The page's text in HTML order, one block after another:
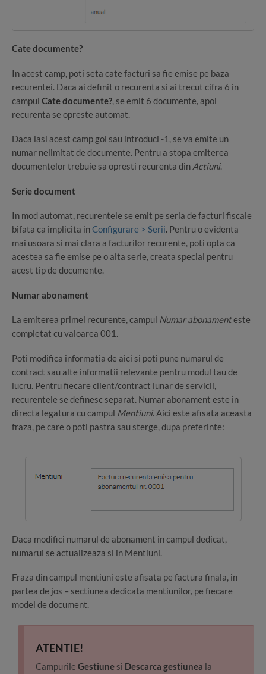
Cate documente?
In acest camp, poti seta cate facturi sa fie emise pe baza
recurentei. Daca ai definit o recurenta si ai trecut cifra 6 in
campul Cate documente?, se emit 6 documente, apoi
recurenta se opreste automat.
Daca lasi acest camp gol sau introduci -1, se va emite un
numar nelimitat de documente. Pentru a stopa emiterea
documentelor trebuie sa opresti recurenta din Actiuni.
Serie document
In mod automat, recurentele se emit pe seria de facturi fiscale
bifata ca implicita inConfigurare > Serii. Pentru o evidenta
mai usoara si mai clara a facturilor recurente, poti opta ca
acestea sa fie emise pe o alta serie, creata special pentru
acest tip de documente.
Numar abonament
La emiterea primei recurente, campul Numar abonamenteste
completat cu valoarea 001.
Poti modifica informatia de aici si poti pune numarul de
contract sau alte informatii relevante pentru modul tau de
lucru. Pentru fiecare client/contract lunar de servicii,
recurentele se definesc separat. Numar abonament este in
directa legatura cu campul Mentiuni. Aici este afisata aceasta
fraza, pe care o poti pastra sau sterge, dupa preferinte:
Daca modifici numarul de abonament in campul dedicat,
numarul se actualizeaza si in Mentiuni.
Fraza din campul mentiuni este afisata pe factura finala, in
partea de jos – sectiunea dedicata mentiunilor, pe fiecare
model de document.
ATENTIE!
Campurile Gestiune si Descarca gestiunea la